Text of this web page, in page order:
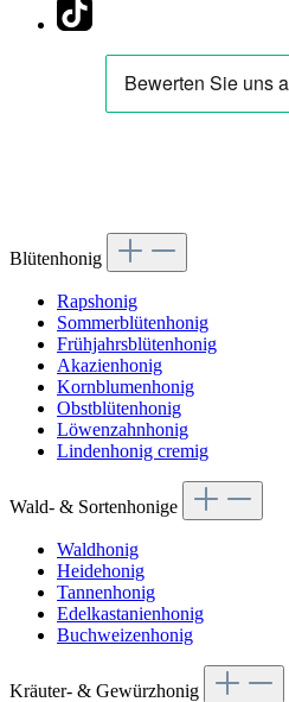
Blütenhonig
Rapshonig
Sommerblütenhonig
Frühjahrsblütenhonig
Akazienhonig
Kornblumenhonig
Obstblütenhonig
Löwenzahnhonig
Lindenhonig cremig
Wald- & Sortenhonige
Waldhonig
Heidehonig
Tannenhonig
Edelkastanienhonig
Buchweizenhonig
Kräuter- & Gewürzhonig